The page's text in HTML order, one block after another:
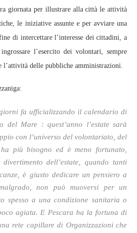
giornata per illustrare alla città le attività
le iniziative assunte e per avviare una
di intercettare l’interesse dei cittadini, a
l’esercito dei volontari, sempre
l’attività delle pubbliche amministrazioni.
fa ufficializzando il calendario di
del Mare : quest’anno l’estate sarà
con l’universo del volontariato, del
più bisogno ed è meno fortunato,
dell’estate, quando tanti
è giusto dedicare un pensiero a
non può muoversi per un
spesso a una condizione sanitaria o
agiata. E Pescara ha la fortuna di
rete capillare di Organizzazioni che